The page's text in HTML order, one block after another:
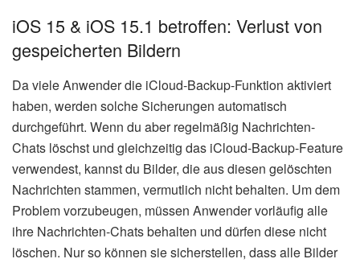
iOS 15 & iOS 15.1 betroffen: Verlust von
gespeicherten Bildern
Da viele Anwender die iCloud-Backup-Funktion aktiviert
haben, werden solche Sicherungen automatisch
durchgeführt. Wenn du aber regelmäßig Nachrichten-
Chats löschst und gleichzeitig das iCloud-Backup-Feature
verwendest, kannst du Bilder, die aus diesen gelöschten
Nachrichten stammen, vermutlich nicht behalten. Um dem
Problem vorzubeugen, müssen Anwender vorläufig alle
ihre Nachrichten-Chats behalten und dürfen diese nicht
löschen. Nur so können sie sicherstellen, dass alle Bilder